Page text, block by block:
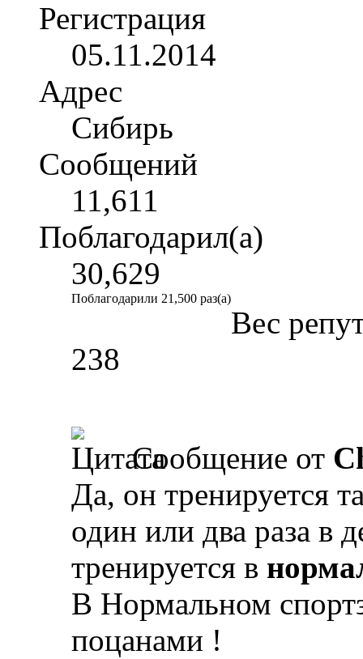
Регистрация
05.11.2014
Адрес
Сибирь
Сообщений
11,611
Поблагодарил(а)
30,629
Поблагодарили 21,500 раз(а)
Вес
238
Сообщение от
Да, он тренируется
один или два раза в
тренируется в
В Нормальном
поцанами !